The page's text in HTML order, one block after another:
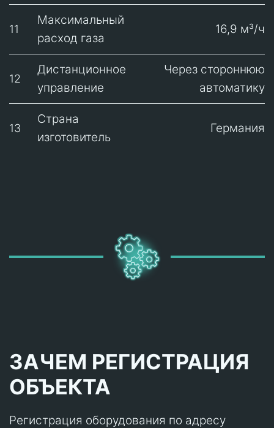
11
Максимальный
расход газа
16,9 м³/ч
12
Дистанционное
управление
Через стороннюю
автоматику
13
Страна
изготовитель
Германия
ЗАЧЕМ РЕГИСТРАЦИЯ
ОБЪЕКТА
Регистрация оборудования по адресу